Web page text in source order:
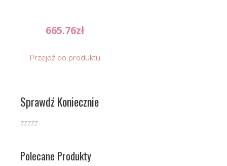
665.76zł
Przejdź do produktu
Sprawdź Koniecznie
zzzzz
Polecane Produkty